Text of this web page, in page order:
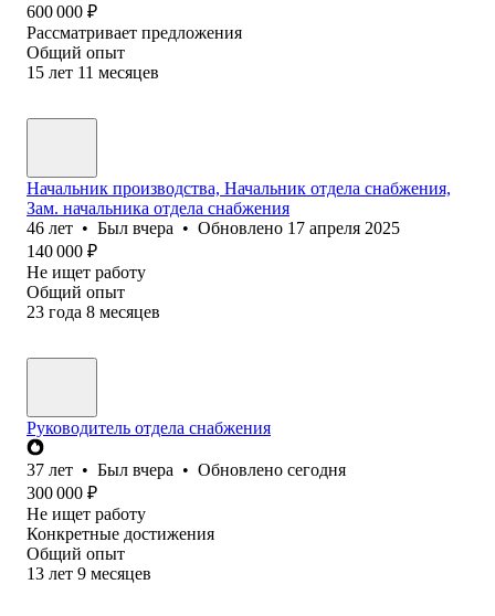
600 000 ₽
Рассматривает предложения
Общий опыт
15 лет 11 месяцев
Начальник производства, Начальник отдела снабжения,
Зам. начальника отдела снабжения
46 лет • Был вчера • Обновлено 17 апреля 2025
140 000 ₽
Не ищет работу
Общий опыт
23 года 8 месяцев
Руководитель отдела снабжения
37 лет • Был вчера • Обновлено сегодня
300 000 ₽
Не ищет работу
Конкретные достижения
Общий опыт
13 лет 9 месяцев